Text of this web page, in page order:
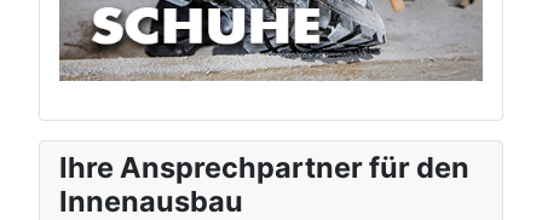
Ihre Ansprechpartner für den
Innenausbau